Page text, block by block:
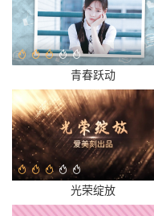
青春跃动
光荣绽放